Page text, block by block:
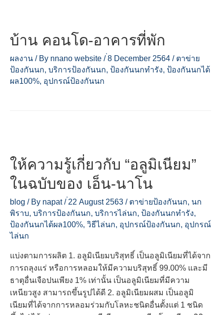
บ้าน คอนโด-อาคารที่พัก
ผลงาน / By nnano website /่8 December 2564 / ตาข่าย
ป้องกันนก, บริการป้องกันนก, ป้องกันนกทำรัง, ป้องกันนกได้
ผล100%, อุปกรณ์ป้องกันนก
ให้ความรู้เกี่ยวกับ “อลูมิเนียม”
ในฉบับของ เอ็น-นาโน
blog / By napat / ่22 August 2563 / ตาข่ายป้องกันนก, นก
พิราบ, บริการป้องกันนก, บริการไล่นก, ป้องกันนกทำรัง,
ป้องกันนกได้ผล100%, วิธีไล่นก, อุปกรณ์ป้องกันนก, อุปกรณ์
ไล่นก
แบ่งตามการผลิต 1. อลูมิเนียมบริสุทธิ์ เป็นอลูมิเนียมที่ได้จาก
การถลุงแร่ หรือการหลอมให้มีความบริสุทธิ์ 99.00% และมี
ธาตุอื่นเจือปนเพียง 1% เท่านั้น เป็นอลูมิเนียมที่มีความ
เหนียวสูง สามารถขึ้นรูปได้ดี 2. อลูมิเนียมผสม เป็นอลูมิ
เนียมที่ได้จากการหลอมร่วมกับโลหะชนิดอื่นตั้งแต่ 1 ชนิด